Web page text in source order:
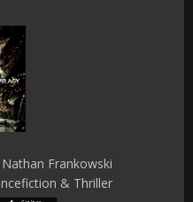
Frankowski
& Thriller